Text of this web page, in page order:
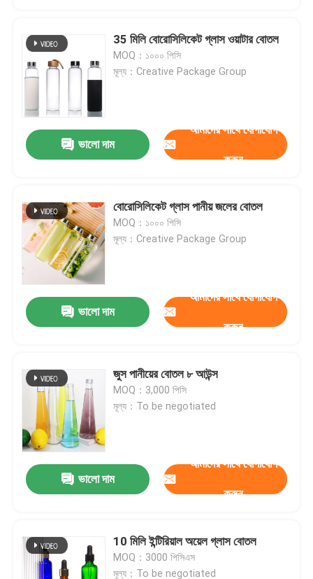
বাড়ি
আমাদের সম্পর্কে
35 মিলি বোরোসিলিকেট গ্লাস ওয়াটার বোতল
MOQ：১০০০ পিসি
মূল্য：Creative Package Group
ভালো দাম
আমাদের সাথে যোগাযোগ
করুন
বোরোসিলিকেট গ্লাস পানীয় জলের বোতল
MOQ：১০০০ পিসি
মূল্য：Creative Package Group
ভালো দাম
আমাদের সাথে যোগাযোগ
করুন
জুস পানীয়ের বোতল ৮ আউন্স
MOQ：3,000 পিসি
মূল্য：To be negotiated
ভালো দাম
আমাদের সাথে যোগাযোগ
করুন
10 মিলি ইন্টিরিয়াল অয়েল গ্লাস বোতল
MOQ：3000 পিসিএস
মূল্য：To be negotiated